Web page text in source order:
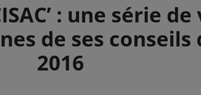
: une série
de ses conseils
2016